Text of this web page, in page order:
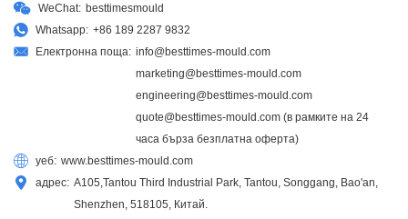
WeChat: besttimesmould
Whatsapp: +86 189 2287 9832
Електронна поща: info@besttimes-mould.com
marketing@besttimes-mould.com
engineering@besttimes-mould.com
quote@besttimes-mould.com (в рамките на 24
часа бърза безплатна оферта)
уеб: www.besttimes-mould.com
адрес: A105,Tantou Third Industrial Park, Tantou, Songgang, Bao'an,
Shenzhen, 518105, Китай.